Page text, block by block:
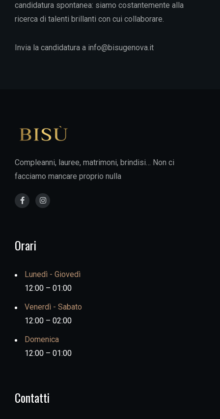
candidatura spontanea: siamo costantemente alla
ricerca di talenti brillanti con cui collaborare.
Invia la candidatura a info@bisugenova.it
Compleanni, lauree, matrimoni, brindisi… Non ci
facciamo mancare proprio nulla
Orari
Lunedì - Giovedì
12:00 – 01:00
Venerdì - Sabato
12:00 – 02:00
Domenica
12:00 – 01:00
Contatti